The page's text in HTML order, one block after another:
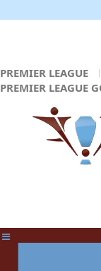
PREMIER LEAGUE
PREMIER LEAGUE